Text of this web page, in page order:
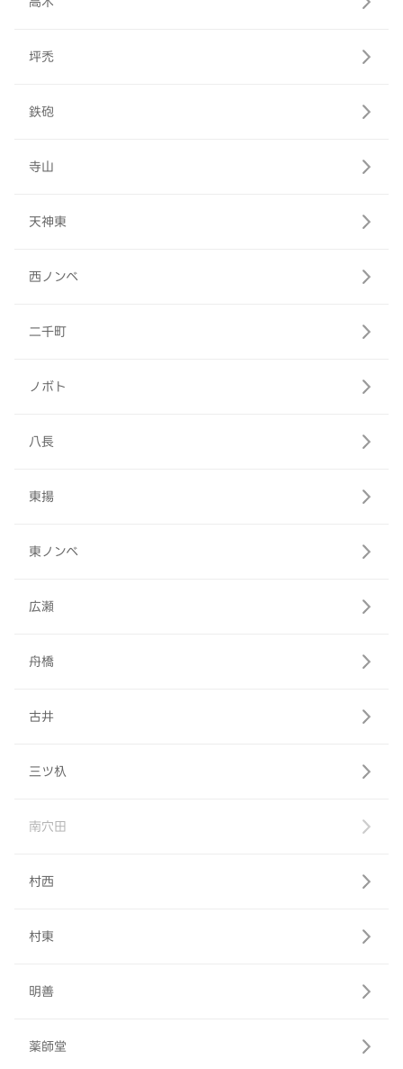
坪禿
鉄砲
寺山
天神東
西ノンベ
二千町
ノボト
八長
東揚
東ノンベ
広瀬
舟橋
古井
三ツ杁
南穴田
村西
村東
明善
薬師堂